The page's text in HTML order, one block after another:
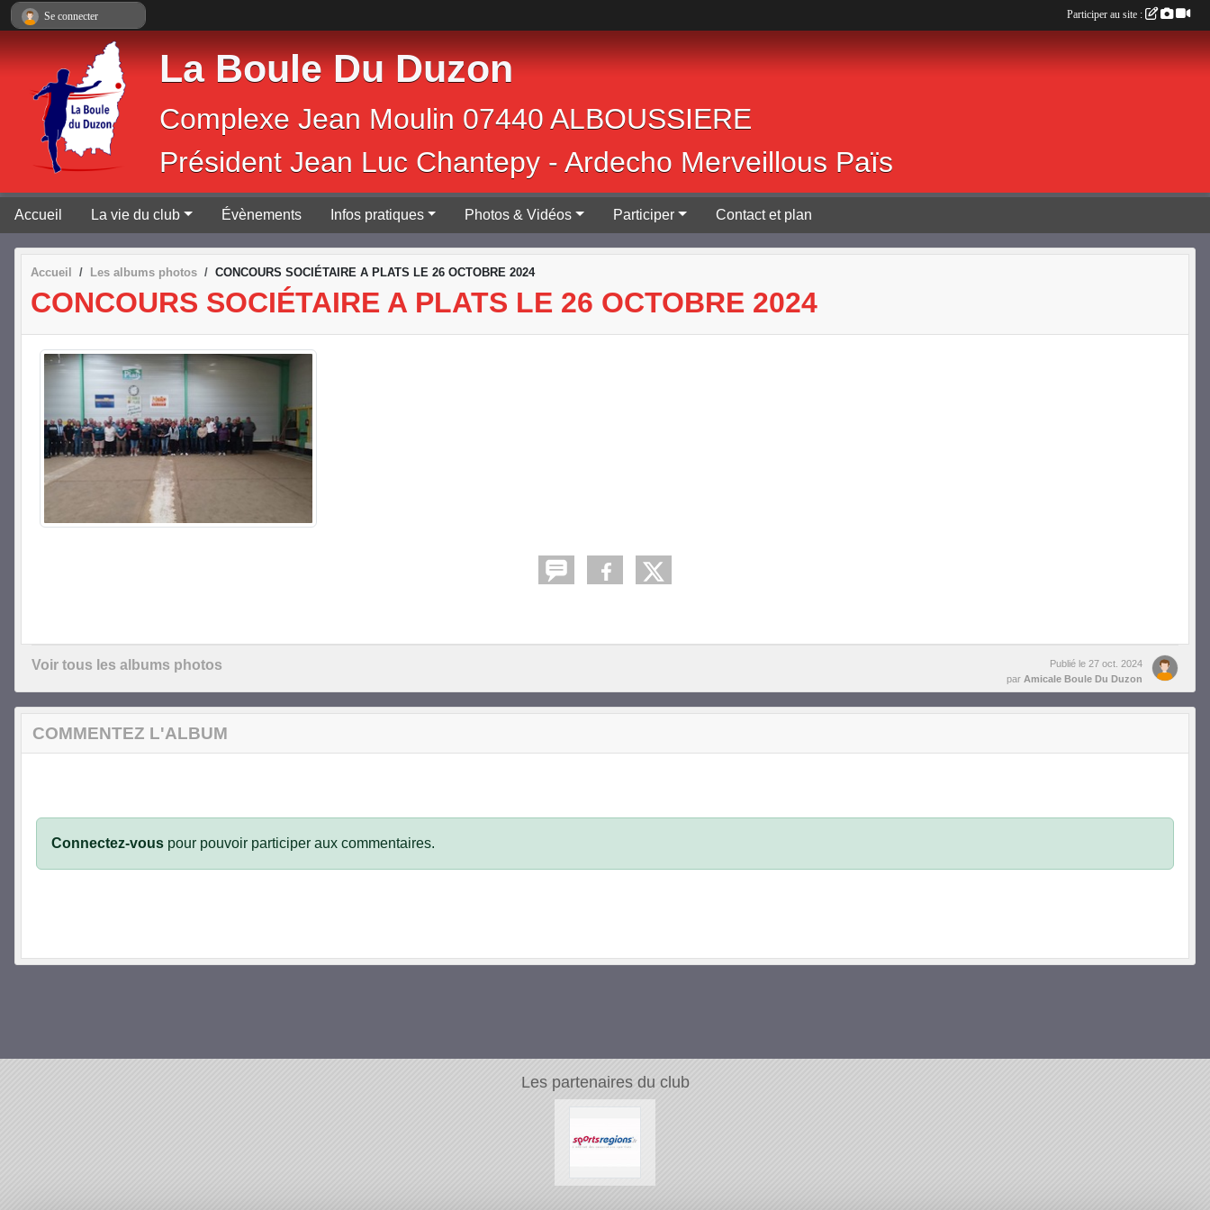
La Boule Du Duzon
Complexe Jean Moulin 07440 ALBOUSSIERE
Président Jean Luc Chantepy - Ardecho Merveillous Païs
Accueil La vie du club Évènements Infos pratiques Photos & Vidéos Participer Contact et plan
Accueil Les albums photos CONCOURS SOCIÉTAIRE A PLATS LE 26 OCTOBRE 2024
CONCOURS SOCIÉTAIRE A PLATS LE 26 OCTOBRE 2024
Voir tous les albums photos Publié le 27 oct. 2024
par Amicale Boule Du Duzon
COMMENTEZ L'ALBUM
Connectez-vous pour pouvoir participer aux commentaires.
Les partenaires du club
Se connecter Participer au site :
Panneau de gestion des cookies